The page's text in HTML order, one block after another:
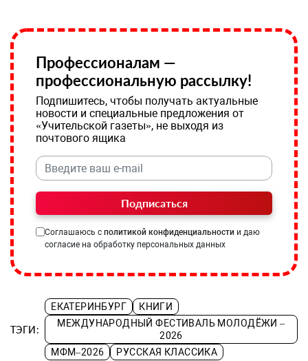
Профессионалам —
профессиональную рассылку!
Подпишитесь, чтобы получать актуальные
новости и специальные предложения от
«Учительской газеты», не выходя из
почтового ящика
Подписаться
Соглашаюсь с политикой конфиденциальности и даю
согласие на обработку персональных данных
ТЭГИ:
ЕКАТЕРИНБУРГ
КНИГИ
МЕЖДУНАРОДНЫЙ ФЕСТИВАЛЬ МОЛОДЁЖИ –
2026
МФМ–2026
РУССКАЯ КЛАССИКА